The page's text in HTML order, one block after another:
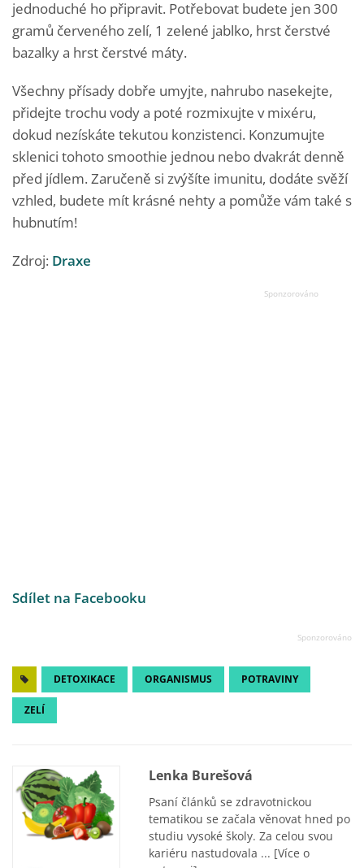
jednoduché ho připravit. Potřebovat budete jen 300
gramů červeného zelí, 1 zelené jablko, hrst čerstvé
bazalky a hrst čerstvé máty.
Všechny přísady dobře umyjte, nahrubo nasekejte,
přidejte trochu vody a poté rozmixujte v mixéru,
dokud nezískáte tekutou konzistenci. Konzumujte
sklenici tohoto smoothie jednou nebo dvakrát denně
před jídlem. Zaručeně si zvýšíte imunitu, dodáte svěží
vzhled, budete mít krásné nehty a pomůže vám také s
hubnutím!
Zdroj: Draxe
Sdílet na Facebooku
DETOXIKACE ORGANISMUS POTRAVINY
ZELÍ
Lenka Burešová
Psaní článků se zdravotnickou
tematikou se začala věnovat hned po
studiu vysoké školy. Za celou svou
kariéru nastudovala ... [Více o